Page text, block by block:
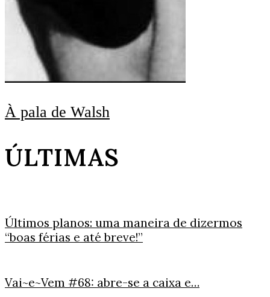
À pala de Walsh
ÚLTIMAS
Últimos planos: uma maneira de dizermos
“boas férias e até breve!”
Vai~e~Vem #68: abre-se a caixa e…